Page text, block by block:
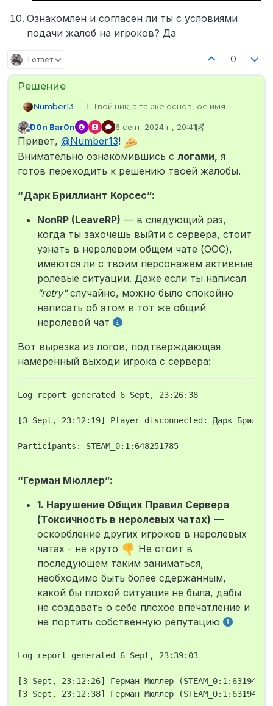
Ознакомлен и согласен ли ты с условиями
подачи жалоб на игроков? Да
1 ответ 0
Number13
Твой ник, а также основное имя
твоего персонажа Protection Unit
Эмили Миллер
Твой SteamID (узнать его можно
здесь ) STEAM_0:0:530389941
Твои контакты для связи (Discord в
формате Name#0000) ladno333____3
Диего Хозе Франциско Де Паула
имеются) STEAM_0:1:648251785
Имеет ли игрок ранг “Ролевик” или
“Ролевик+”? (если известно; ранг
отображается в TAB-меню) Нет
Дата и время произошедшего по
МСК (если достоверно неизвестны,
укажи приблизительные) 23:10
Описание ситуации Отыгрывали рп
далее он сказал- СМОТРИТЕ ПТИЧКА
и далее retry когда с ним была
Доказательства (если имеются;
скриншоты загружать сюда )
Ознакомлен и согласен ли ты с
условиями подачи жалоб на
Не в сети
D0n Bar0n 6 сент. 2024 г., 20:41
отредактировано D0n Bar0n
Привет, @Number13!
Внимательно ознакомившись с логами, я
готов переходить к решению твоей жалобы.
“Дарк Бриллиант Корсес”:
NonRP (LeaveRP) — в следующий раз,
когда ты захочешь выйти с сервера, стоит
узнать в неролевом общем чате (ООС),
имеются ли с твоим персонажем активные
ролевые ситуации. Даже если ты написал
“retry”случайно, можно было спокойно
написать об этом в тот же общий
неролевой чат
Вот вырезка из логов, подтверждающая
намеренный выходи игрока с сервера:
Log report generated 6 Sept, 23:26:38
[3 Sept, 23:12:19] Player disconnected: Дарк
“Герман Мюллер”:
1. Нарушение Общих Правил Сервера
(Токсичность в неролевых чатах) —
оскорбление других игроков в неролевых
чатах - не круто
Не стоит в
последующем таким заниматься,
необходимо быть более сдержанным,
какой бы плохой ситуация не была, дабы
не создавать о себе плохое впечатление и
не портить собственную репутацию
Log report generated 6 Sept, 23:39:03
[3 Sept, 23:12:26] Герман Мюллер
[3 Sept, 23:12:38] Герман Мюллер